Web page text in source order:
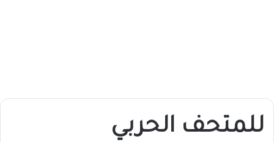
للمتحف الحربي